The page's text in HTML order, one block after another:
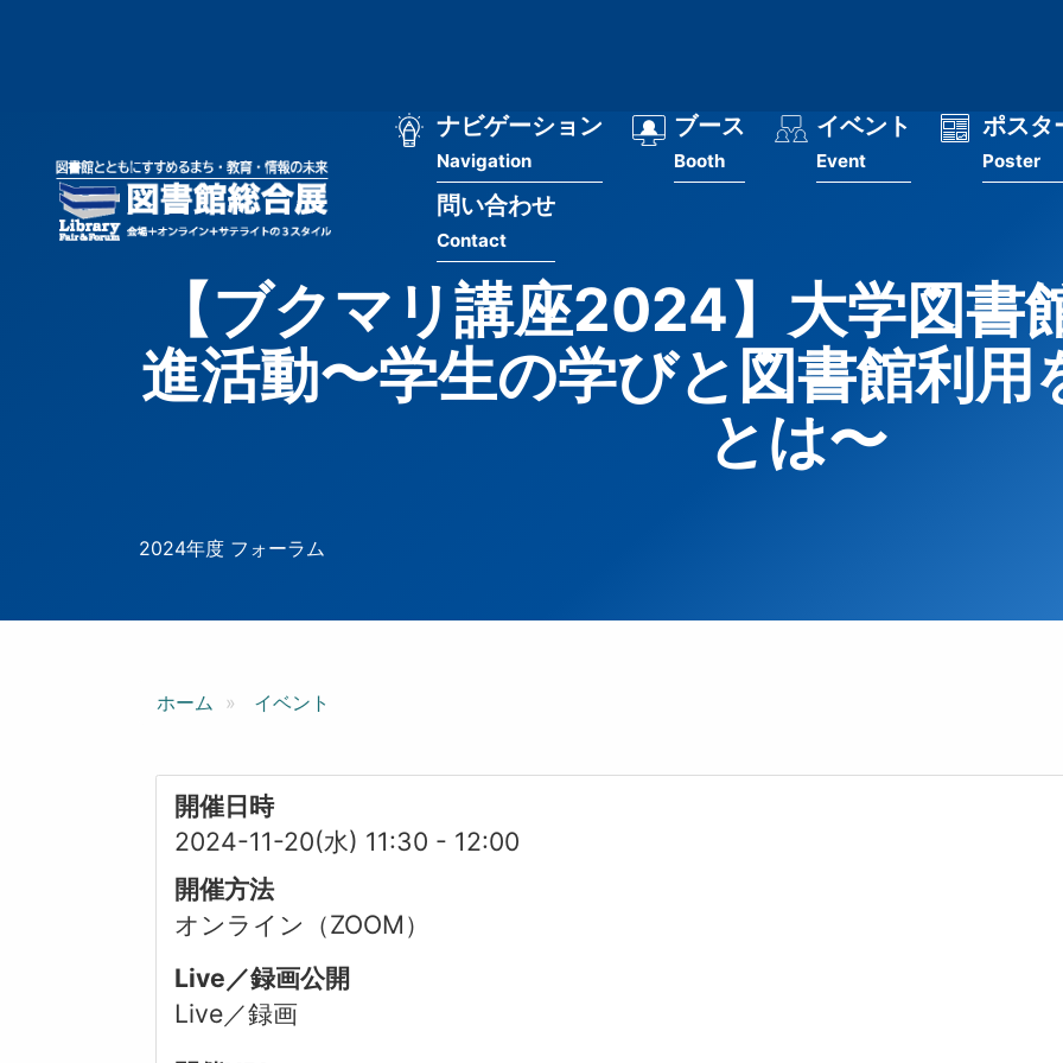
ー
ザ
メ
ナ
ビ
ゲ
ー
ナビゲーション
Navigation
ブース
Booth
イベント
Event
ポスタ
Poster
問い合わせ
Contact
【ブクマリ講座2024】大学図書
進活動〜学生の学びと図書館利用
とは〜
2024年度 フォーラム
ホーム イベント
開催日時
2024-11-20(水) 11:30 - 12:00
開催方法
オンライン（ZOOM）
Live／録画公開
Live／録画